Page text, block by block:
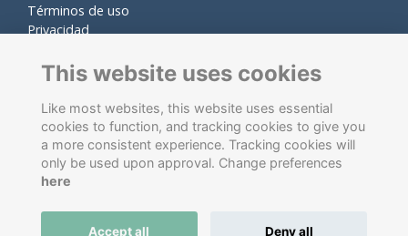
Términos de uso
Privacidad
Contacto
Software de gestión de antiguos alumnosenergizado por
This website uses cookies
Like most websites, this website uses essential
cookies to function, and tracking cookies to give you
a more consistent experience. Tracking cookies will
only be used upon approval. Change preferences
here
Accept all Deny all